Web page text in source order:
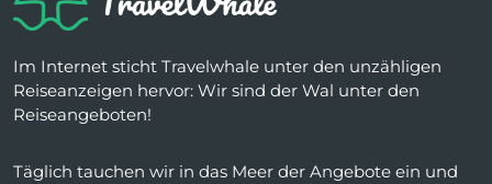
Im Internet sticht Travelwhale unter den unzähligen
Reiseanzeigen hervor: Wir sind der Wal unter den
Reiseangeboten!
Täglich tauchen wir in das Meer der Angebote ein und